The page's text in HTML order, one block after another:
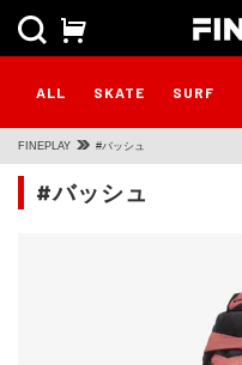
ALL SKATE SURF
FINEPLAY #バッシュ
#バッシュ